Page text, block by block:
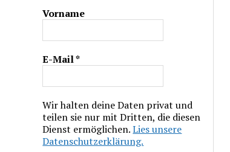
Vorname
E-Mail*
Wir halten deine Daten privat und
teilen sie nur mit Dritten, die diesen
Dienst ermöglichen.Lies unsere
Datenschutzerklärung.